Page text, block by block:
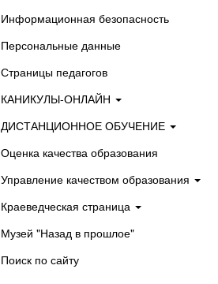
Информационная безопасность
Персональные данные
Страницы педагогов
КАНИКУЛЫ-ОНЛАЙН
ДИСТАНЦИОННОЕ ОБУЧЕНИЕ
Оценка качества образования
Управление качеством образования
Краеведческая страница
Музей "Назад в прошлое"
Поиск по сайту